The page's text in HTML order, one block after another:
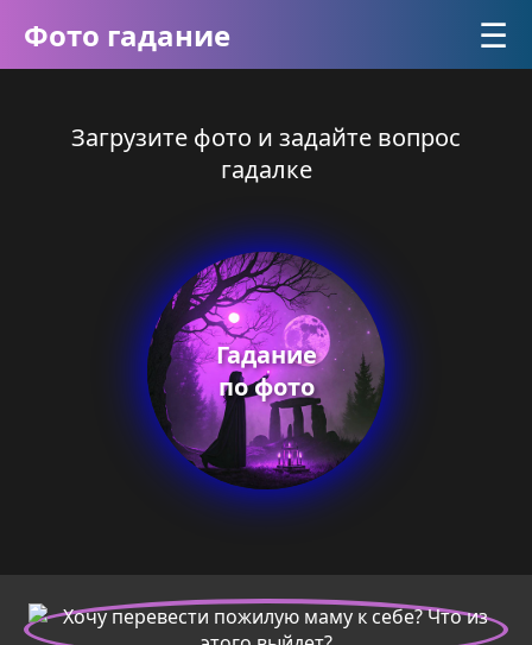
Фото гадание ☰
Загрузите фото и задайте вопрос
гадалке
Гадание
по фото